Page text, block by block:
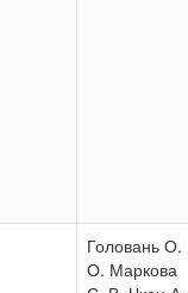
Головань О.
О. Маркова